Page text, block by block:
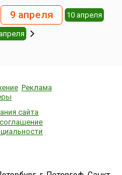
9 апреля 10 апреля
Реклама
сайта